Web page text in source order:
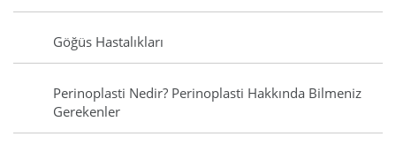
Göğüs Hastalıkları
Perinoplasti Nedir? Perinoplasti Hakkında Bilmeniz
Gerekenler